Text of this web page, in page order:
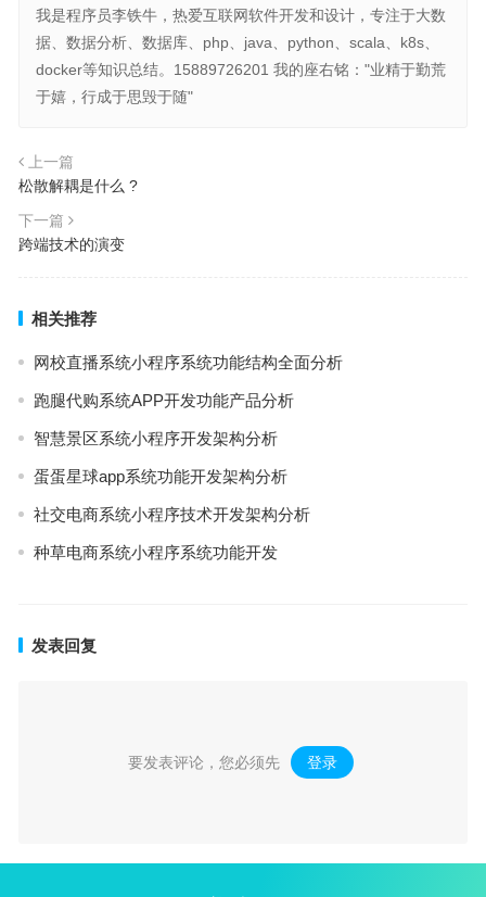
我是程序员李铁牛，热爱互联网软件开发和设计，专注于大数
据、数据分析、数据库、php、java、python、scala、k8s、
docker等知识总结。15889726201 我的座右铭："业精于勤荒
于嬉，行成于思毁于随"
上一篇
松散解耦是什么 ?
下一篇
跨端技术的演变
相关推荐
网校直播系统小程序系统功能结构全面分析
跑腿代购系统APP开发功能产品分析
智慧景区系统小程序开发架构分析
蛋蛋星球app系统功能开发架构分析
社交电商系统小程序技术开发架构分析
种草电商系统小程序系统功能开发
发表回复
要发表评论，您必须先 登录 。